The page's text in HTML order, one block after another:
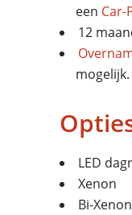
een Car-
12
mogelijk.
LED
Xenon
Bi-Xenon